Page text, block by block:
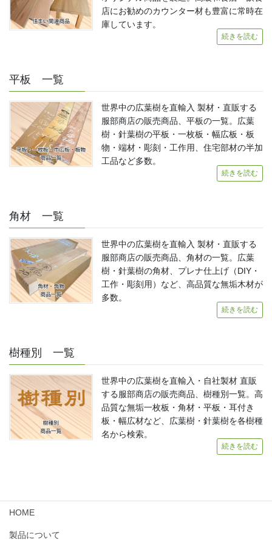
店にお勧めのカウンター材も豊富に常時在
庫しています。
続きを読む
平板 一覧
世界中の広葉樹を直輸入 製材・直販する
服部商店の販売商品、平板の一覧。広葉
樹・針葉樹の平板・一枚板・幅広板・板
物・端材・彫刻・工作用、住宅部材の半加
工品など多数。
続きを読む
角材 一覧
世界中の広葉樹を直輸入 製材・直販する
服部商店の販売商品、角材の一覧。広葉
樹・針葉樹の角材、プレナ仕上げ（DIY・
工作・彫刻用）など、高品質な無垢木材が
多数。
続きを読む
樹種別 一覧
世界中の広葉樹を直輸入・自社製材 直販
する服部商店の販売商品、樹種別一覧。高
品質な無垢一枚板・角材・平板・耳付き
板・幅広材など、広葉樹・針葉樹を各樹種
名から検索。
続きを読む
HOME
製品について